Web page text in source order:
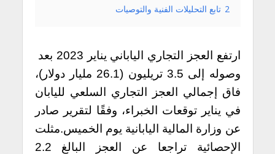
2 تابع التحليلات الفنية والتوصيات
ارتفع العجز التجاري الياباني يناير 2023 بعد
وصوله إلى 3.5 تريليون (26.1 مليار دولار)،
فاق إجمالي العجز التجاري السلعي لليابان
في يناير توقعات الخبراء، وفقًا لتقرير صادر
عن وزارة المالية اليابانية يوم الخميس.مثلت
الإحصائية تراجعا عن العجز البالغ 2.2